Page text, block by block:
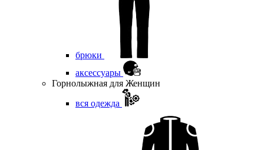
брюки
аксессуары
Горнолыжная для Женщин
вся одежда